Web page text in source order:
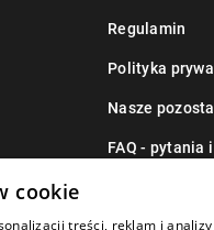
Regulamin
Polityka
Nasze
FAQ - pytania
cookie
treści, reklam i